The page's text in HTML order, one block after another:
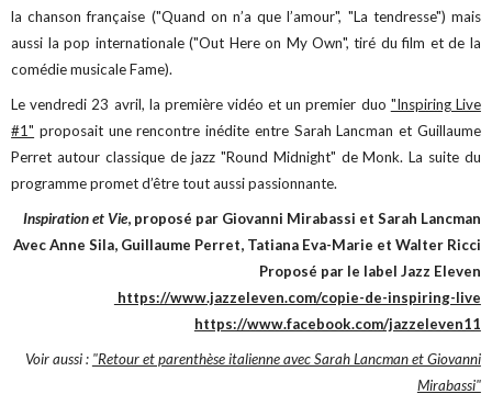
la chanson française ("Quand on n’a que l’amour", "La tendresse") mais
aussi la pop internationale ("Out Here on My Own", tiré du film et de la
comédie musicale Fame).
Le vendredi 23 avril, la première vidéo et un premier duo "Inspiring Live
#1" proposait une rencontre inédite entre Sarah Lancman et Guillaume
Perret autour classique de jazz "Round Midnight" de Monk. La suite du
programme promet d’être tout aussi passionnante.
Inspiration et Vie, proposé par Giovanni Mirabassi et Sarah Lancman
Avec Anne Sila, Guillaume Perret, Tatiana Eva-Marie et Walter Ricci
Proposé par le label Jazz Eleven
https://www.jazzeleven.com/copie-de-inspiring-live
https://www.facebook.com/jazzeleven11
Voir aussi : "Retour et parenthèse italienne avec Sarah Lancman et Giovanni
Mirabassi"